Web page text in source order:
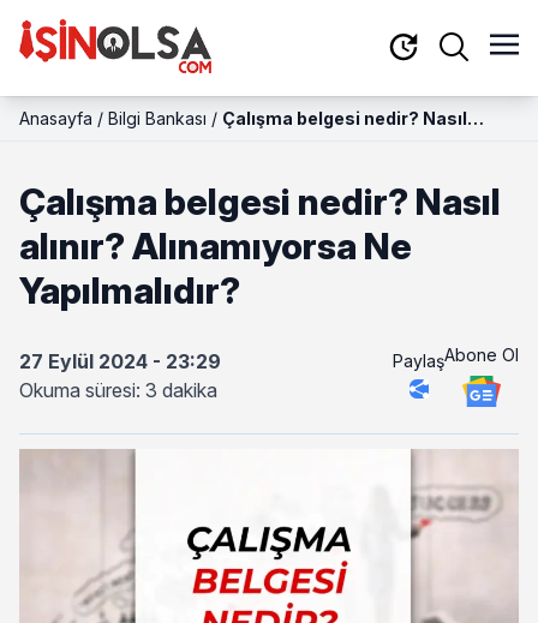
Anasayfa / Bilgi Bankası / Çalışma belgesi nedir? Nasıl
Çalışma belgesi nedir? Nasıl
alınır? Alınamıyorsa Ne
Yapılmalıdır?
27 Eylül 2024 - 23:29
Okuma süresi: 3 dakika
PaylaşAbone Ol